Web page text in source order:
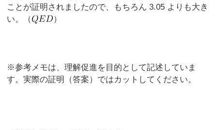
ことが証明されましたので、もちろん 3.05 よりも大き
い。（
）
※参考メモは、理解促進を目的として記述していま
す。実際の証明（答案）ではカットしてください。